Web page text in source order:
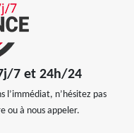
7j/7 et 24h/24
l’immédiat, n’hésitez pas
ou à nous appeler.